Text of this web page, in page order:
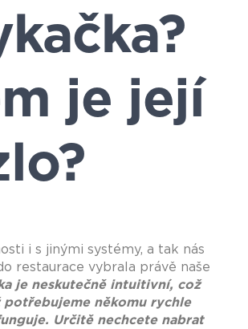
je její
i s jinými systémy, a tak nás
restaurace vybrala právě naše
je neskutečně intuitivní, což
potřebujeme někomu rychle
Určitě nechcete nabrat